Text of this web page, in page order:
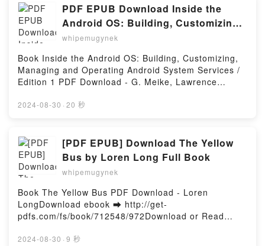
Pierre Durmous, Violaine Mochizuki Kindle, Kanji et
Kana - Manuel et lexique des 2141 caractères
officiels de l'écriture japonaise suivi de caractères
composés formant un vocabulaire de base de plus
de 12 000 mots Wolfgang Hadamitzky, Pierre
Durmous, Violaine Mochizuki Epub VK, Kanji et Kana
- Manuel et lexique des 2141 caractères officiels de
formant un vocabulaire de base de plus de 12 000
Firstory Hosting
SENCILLA EBOOK SARAH BAN BREATHNACH PDF,
EL ENCANTO DE LA VIDA SENCILLA EBOOK SARAH
BAN BREATHNACH Epub, EL ENCANTO DE LA VIDA
SENCILLA EBOOK SARAH BAN BREATHNACH Leer
en línea , EL ENCANTO DE LA VIDA SENCILLA
EBOOK SARAH BAN BREATHNACH Audiolibro, EL
ENCANTO DE LA VIDA SENCILLA EBOOK SARAH
BAN BREATHNACH VK, EL ENCANTO DE LA VIDA
SENCILLA EBOOK SARAH BAN BREATHNACH
DE LA VIDA SENCILLA EBOOK SARAH BAN
BREATHNACH Descargar gratisPowered by Firstory
Hosting
PDF EPUB Download Inside the
Android OS: Building, Customizing,
Managing and Operating Android
Meike, Lawrence Schiefer Full Book
whipemugynek
Book Inside the Android OS: Building, Customizing,
Managing and Operating Android System Services /
Edition 1 PDF Download - G. Meike, Lawrence
pdfs.com/fs/book/606512/972Download or Read
Edition 1 Free Book (PDF ePub Mobi) by G. Meike,
Lawrence SchieferInside the Android OS: Building,
Customizing, Managing and Operating Android
System Services / Edition 1 G. Meike, Lawrence
Schiefer PDF, Inside the Android OS: Building,
Customizing, Managing and Operating Android
System Services / Edition 1 G. Meike, Lawrence
Schiefer Epub, Inside the Android OS: Building,
Customizing, Managing and Operating Android
2024-08-30 · 20 秒
[PDF EPUB] Download The Yellow
Bus by Loren Long Full Book
whipemugynek
Book The Yellow Bus PDF Download - Loren
LongDownload ebook ➡ http://get-
pdfs.com/fs/book/712548/972Download or Read
by Loren LongThe Yellow Bus Loren Long PDF, The
2024-08-30 · 9 秒